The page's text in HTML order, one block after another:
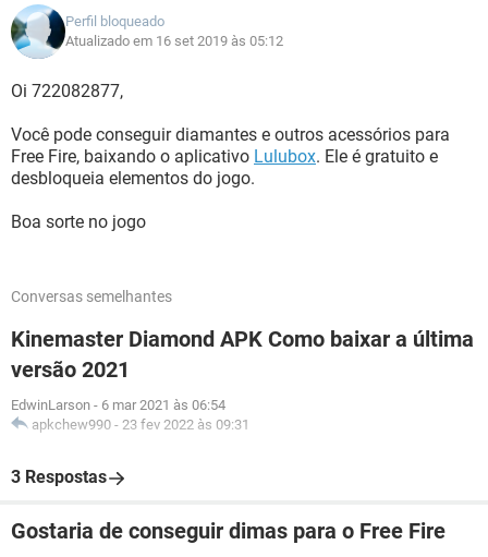
Perfil bloqueado
Atualizado em 16 set 2019 às 05:12
Oi 722082877,
Você pode conseguir diamantes e outros acessórios para
Free Fire, baixando o aplicativo Lulubox. Ele é gratuito e
desbloqueia elementos do jogo.
Boa sorte no jogo
Conversas semelhantes
Kinemaster Diamond APK Como baixar a última
versão 2021
EdwinLarson - 6 mar 2021 às 06:54
apkchew990 - 23 fev 2022 às 09:31
3 Respostas
Gostaria de conseguir dimas para o Free Fire